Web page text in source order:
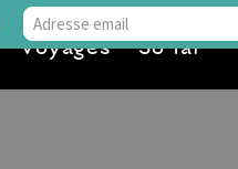
Voyages • So far